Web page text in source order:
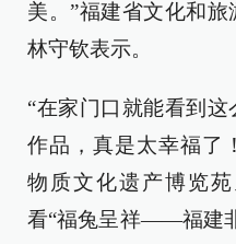
美。”福建省文化和
林守钦表示。
“在家门口就能看到
作品，真是太幸福了
物质文化遗产博览
看“福兔呈祥——福建